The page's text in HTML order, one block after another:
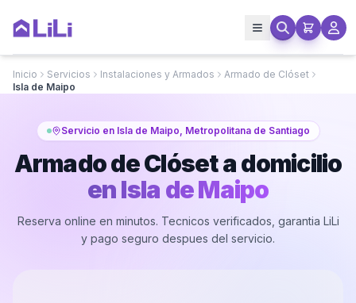
Inicio Servicios Instalaciones y Armados
Armado de Clóset
Isla de Maipo
Servicio en Isla de Maipo, Metropolitana de Santiago
Armado de Clóset a domicilio
enIsla de Maipo
Reserva online en minutos. Tecnicos verificados, garantia LiLi
y pago seguro despues del servicio.